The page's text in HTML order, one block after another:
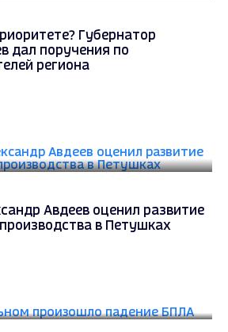
Губернатор
дал поручения по
региона
Авдеев оценил развитие
в Петушках